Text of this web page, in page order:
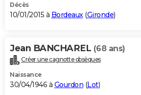
Décès
10/01/2015 à Bordeaux(Gironde)
Jean BANCHAREL (68 ans)
Créer une cagnotte obsèques
Naissance
30/04/1946 à Gourdon (Lot)